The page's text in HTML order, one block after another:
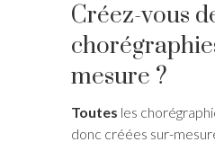
Créez-vous
mesure ?
Toutes les
donc créées sur-